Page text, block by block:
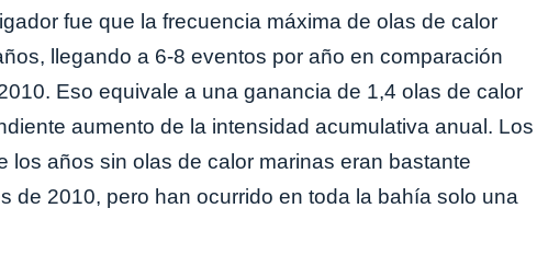
fue que la frecuencia máxima de olas de calor
llegando a 6-8 eventos por año en comparación
Eso equivale a una ganancia de 1,4 olas de calor
aumento de la intensidad acumulativa anual. Los
los años sin olas de calor marinas eran bastante
de 2010, pero han ocurrido en toda la bahía solo una